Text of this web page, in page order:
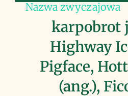
Nazwa zwyczajowa
karpobrot
Highway
Pigface,
(ang.),